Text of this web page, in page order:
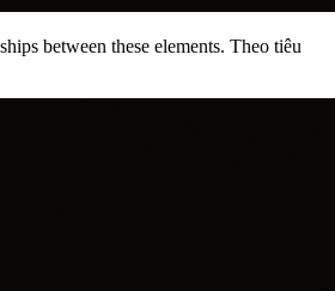
between these elements. Theo tiêu